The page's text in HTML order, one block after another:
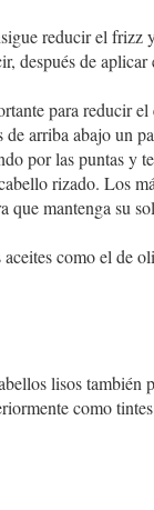
reducir el frizz
después de aplicar
para reducir el
arriba abajo un
por las puntas y
rizado. Los
que mantenga su
aceites como el de
lisos también
como